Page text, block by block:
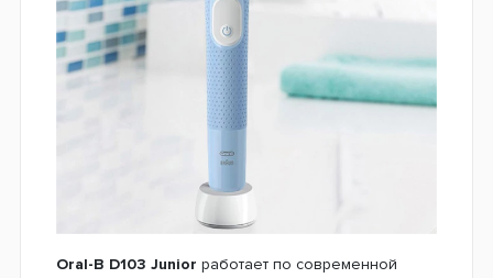
Oral-B D103 Junior работает по современной